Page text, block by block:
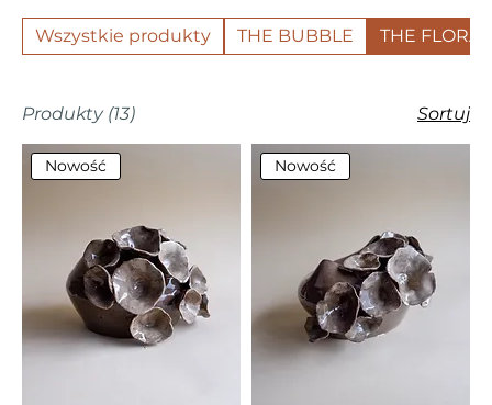
Wszystkie produkty THE BUBBLE THE FLORAL
Produkty (13) Sortuj
Nowość Nowość